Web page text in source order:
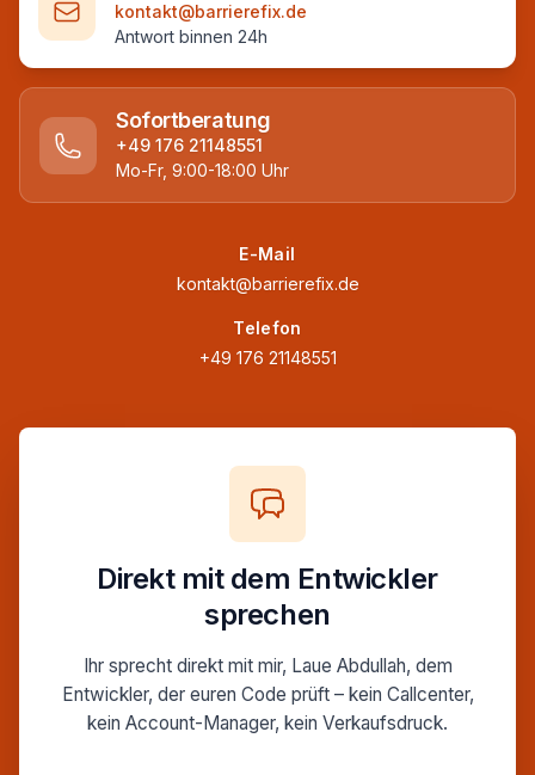
kontakt@barrierefix.de
Antwort binnen 24h
Sofortberatung
+49 176 21148551
Mo-Fr, 9:00-18:00 Uhr
E-Mail
kontakt@barrierefix.de
Telefon
+49 176 21148551
Direkt mit dem Entwickler
sprechen
Ihr sprecht direkt mit mir, Laue Abdullah, dem
Entwickler, der euren Code prüft – kein Callcenter,
kein Account-Manager, kein Verkaufsdruck.